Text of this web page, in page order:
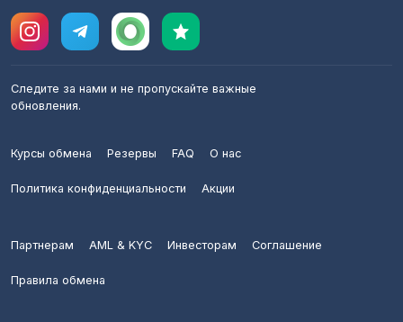
Следите за нами и не пропускайте важные
обновления.
Курсы обмена Резервы FAQ О нас
Политика конфиденциальности Акции
Партнерам AML & KYC Инвесторам Соглашение
Правила обмена